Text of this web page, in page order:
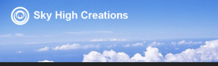
Sky High Creations